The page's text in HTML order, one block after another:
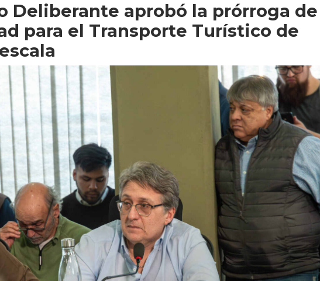
Deliberante aprobó la prórroga de
para el Transporte Turístico de